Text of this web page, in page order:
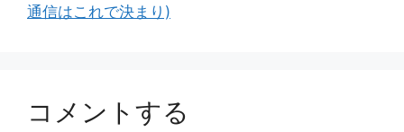
通信はこれで決まり)
コメントする